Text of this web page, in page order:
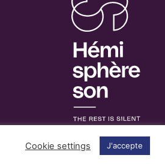
Cookie settings J'accepte